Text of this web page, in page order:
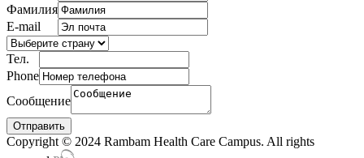
Фамилия
E-mail
Тел.
Phone
Сообщение
Copyright © 2024 Rambam Health Care Campus. All rights